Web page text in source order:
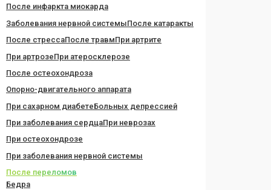
После инфаркта миокарда
Заболевания нервной системыПосле катаракты
После стрессаПосле травмПри артрите
При артрозеПри атеросклерозе
После остеохондроза
Опорно-двигательного аппарата
При сахарном диабетеБольных депрессией
При заболевания сердцаПри неврозах
При остеохондрозе
При заболевания нервной системы
После переломов
Бедра